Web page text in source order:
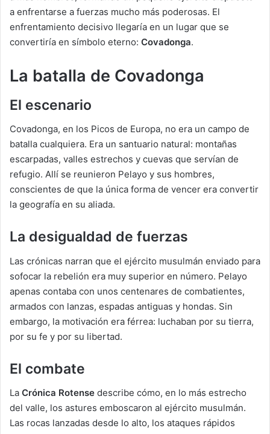
a enfrentarse a fuerzas mucho más poderosas. El
enfrentamiento decisivo llegaría en un lugar que se
convertiría en símbolo eterno: Covadonga.
La batalla de Covadonga
El escenario
Covadonga, en los Picos de Europa, no era un campo de
batalla cualquiera. Era un santuario natural: montañas
escarpadas, valles estrechos y cuevas que servían de
refugio. Allí se reunieron Pelayo y sus hombres,
conscientes de que la única forma de vencer era convertir
la geografía en su aliada.
La desigualdad de fuerzas
Las crónicas narran que el ejército musulmán enviado para
sofocar la rebelión era muy superior en número. Pelayo
apenas contaba con unos centenares de combatientes,
armados con lanzas, espadas antiguas y hondas. Sin
embargo, la motivación era férrea: luchaban por su tierra,
por su fe y por su libertad.
El combate
La Crónica Rotense describe cómo, en lo más estrecho
del valle, los astures emboscaron al ejército musulmán.
Las rocas lanzadas desde lo alto, los ataques rápidos